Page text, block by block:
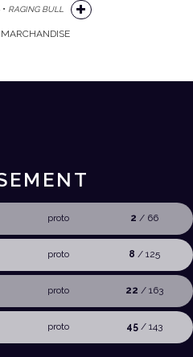
RAGING BULL
proto 2 / 66
proto 8 / 125
proto 22 / 163
proto 45 / 143